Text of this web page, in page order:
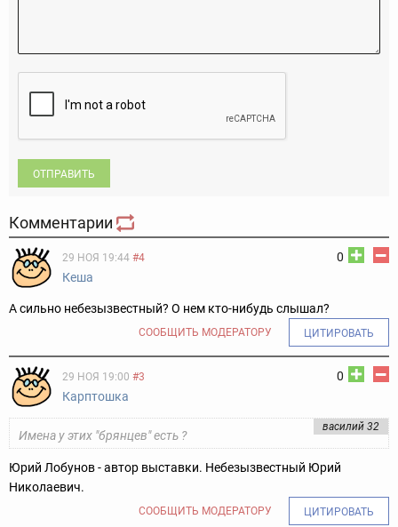
ОТПРАВИТЬ
Комментарии
0
29 НОЯ 19:44 #4
Кеша
А сильно небезызвестный? О нем кто-нибудь слышал?
СООБЩИТЬ МОДЕРАТОРУ ЦИТИРОВАТЬ
0
29 НОЯ 19:00 #3
Карптошка
василий 32
Имена у этих "брянцев" есть ?
Юрий Лобунов - автор выставки. Небезызвестный Юрий
Николаевич.
СООБЩИТЬ МОДЕРАТОРУ ЦИТИРОВАТЬ